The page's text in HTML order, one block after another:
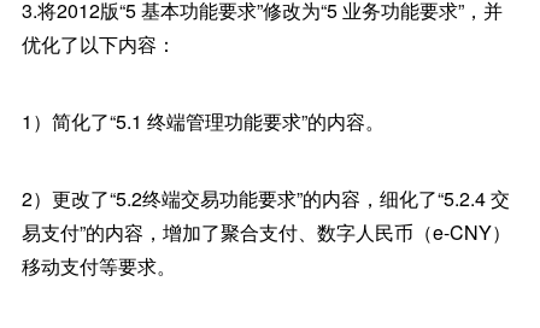
3.将2012版“5 基本功能要求”修改为“5 业务功能要求”，并
优化了以下内容：
1）简化了“5.1 终端管理功能要求”的内容。
2）更改了“5.2终端交易功能要求”的内容，细化了“5.2.4 交
易支付”的内容，增加了聚合支付、数字人民币（e-CNY）
移动支付等要求。